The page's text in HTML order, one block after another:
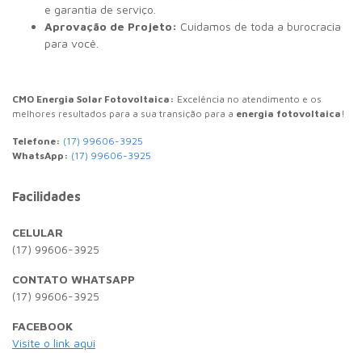
e garantia de serviço.
Aprovação de Projeto: Cuidamos de toda a burocracia
para você.
CMO Energia Solar Fotovoltaica: Excelência no atendimento e os
melhores resultados para a sua transição para a energia fotovoltaica !
Telefone: (17) 99606-3925
WhatsApp: (17) 99606-3925
Facilidades
CELULAR
(17) 99606-3925
CONTATO WHATSAPP
(17) 99606-3925
FACEBOOK
Visite o link aqui